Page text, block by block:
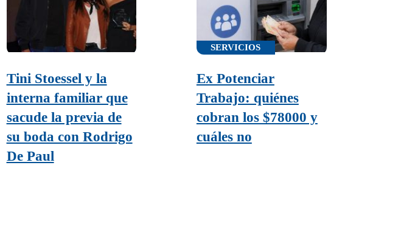
Tini Stoessel y la
interna familiar que
sacude la previa de
su boda con Rodrigo
De Paul
SERVICIOS
Ex Potenciar
Trabajo: quiénes
cobran los $78000 y
cuáles no